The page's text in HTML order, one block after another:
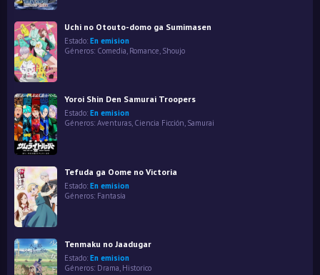
Uchi no Otouto-domo ga Sumimasen
Estado: En emision
Géneros: Comedia, Romance, Shoujo
Yoroi Shin Den Samurai Troopers
Estado: En emision
Géneros: Aventuras, Ciencia Ficción, Samurai
Tefuda ga Oome no Victoria
Estado: En emision
Géneros: Fantasía
Tenmaku no Jaadugar
Estado: En emision
Géneros: Drama, Historico